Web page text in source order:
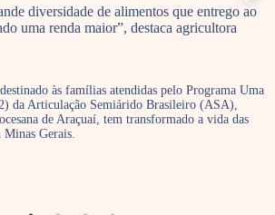
diversidade de alimentos que entrego ao
uma renda maior”, destaca agricultora
às famílias atendidas pelo Programa Uma
da Articulação Semiárido Brasileiro (ASA),
de Araçuaí, tem transformado a vida das
Gerais.